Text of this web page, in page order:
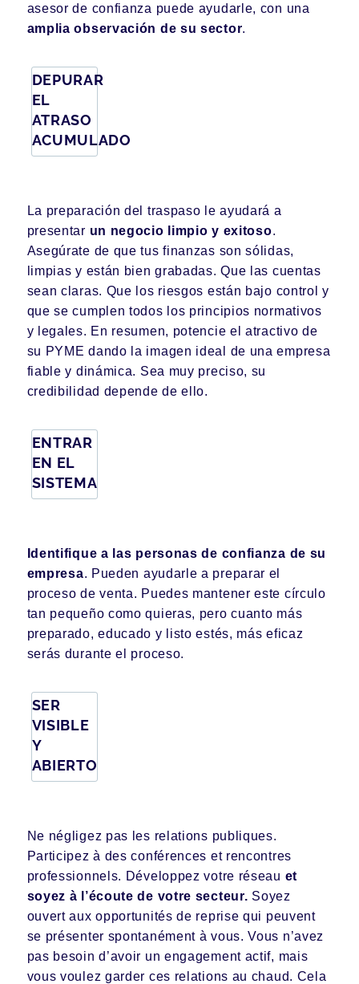
asesor de confianza puede ayudarle, con una
amplia observación de su sector.
DEPURAR
EL
ATRASO
ACUMULADO
La preparación del traspaso le ayudará a
presentar un negocio limpio y exitoso.
Asegúrate de que tus finanzas son sólidas,
limpias y están bien grabadas. Que las cuentas
sean claras. Que los riesgos están bajo control y
que se cumplen todos los principios normativos
y legales. En resumen, potencie el atractivo de
su PYME dando la imagen ideal de una empresa
fiable y dinámica. Sea muy preciso, su
credibilidad depende de ello.
ENTRAR
EN EL
SISTEMA
Identifique a las personas de confianza de su
empresa. Pueden ayudarle a preparar el
proceso de venta. Puedes mantener este círculo
tan pequeño como quieras, pero cuanto más
preparado, educado y listo estés, más eficaz
serás durante el proceso.
SER
VISIBLE
Y
ABIERTO
Ne négligez pas les relations publiques.
Participez à des conférences et rencontres
professionnels. Développez votre réseau et
soyez à l’écoute de votre secteur. Soyez
ouvert aux opportunités de reprise qui peuvent
se présenter spontanément à vous. Vous n’avez
pas besoin d’avoir un engagement actif, mais
vous voulez garder ces relations au chaud. Cela